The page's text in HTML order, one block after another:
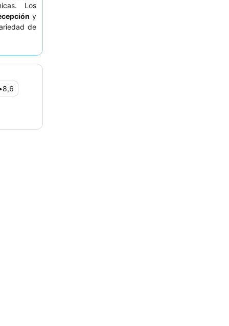
Los
y
de
para
8,6